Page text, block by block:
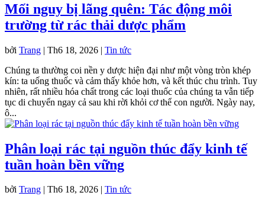
Mối nguy bị lãng quên: Tác động môi
trường từ rác thải dược phẩm
bởi Trang | Th6 18, 2026 | Tin tức
Chúng ta thường coi nền y dược hiện đại như một vòng tròn khép
kín: ta uống thuốc và cảm thấy khỏe hơn, và kết thúc chu trình. Tuy
nhiên, rất nhiều hóa chất trong các loại thuốc của chúng ta vẫn tiếp
tục di chuyển ngay cả sau khi rời khỏi cơ thể con người. Ngày nay,
ô...
Phân loại rác tại nguồn thúc đẩy kinh tế
tuần hoàn bền vững
bởi Trang | Th6 18, 2026 | Tin tức